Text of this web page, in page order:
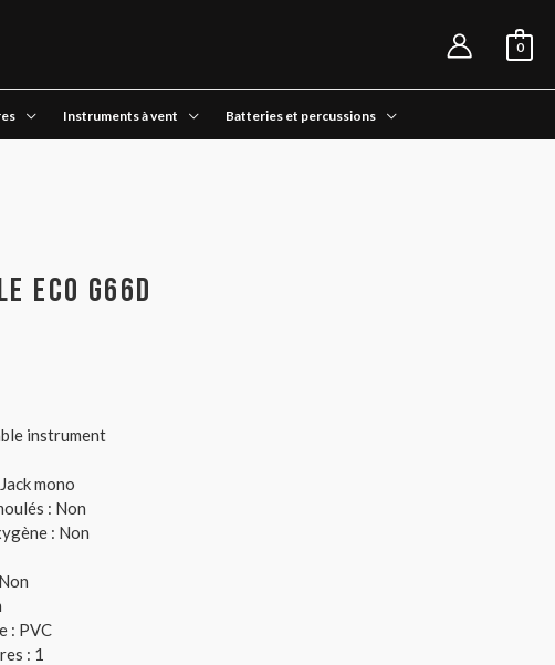
0
Instruments à vent Batteries et percussions
Eco G66D
instrument
mono
: Non
: Non
: PVC
: 1